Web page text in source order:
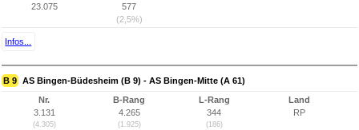
23.075
577
(2,5%)
Infos...
B 9 AS Bingen-Büdesheim (B 9) - AS Bingen-Mitte (A 61)
Nr.
3.131
(4.305)
B-Rang
4.265
(1.925)
L-Rang
344
(186)
Land
RP